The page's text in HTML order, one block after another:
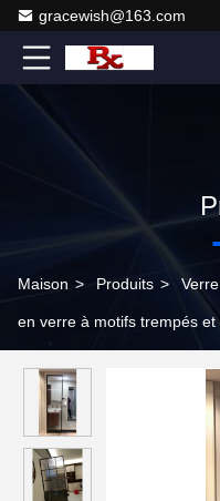
gracewish@163.com
Maison > Produits >
en verre à motifs trempés et